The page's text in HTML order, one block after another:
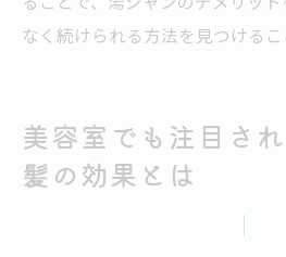
なく続けられる方法を見つけるこ
美容室でも注目さ
髪の効果とは